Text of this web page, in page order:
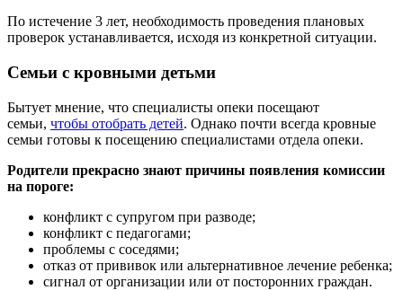
По истечение 3 лет, необходимость проведения плановых
проверок устанавливается, исходя из конкретной ситуации.
Семьи с кровными детьми
Бытует мнение, что специалисты опеки посещают
семьи, чтобы отобрать детей. Однако почти всегда кровные
семьи готовы к посещению специалистами отдела опеки.
Родители прекрасно знают причины появления комиссии
на пороге:
конфликт с супругом при разводе;
конфликт с педагогами;
проблемы с соседями;
отказ от прививок или альтернативное лечение ребенка;
сигнал от организации или от посторонних граждан.